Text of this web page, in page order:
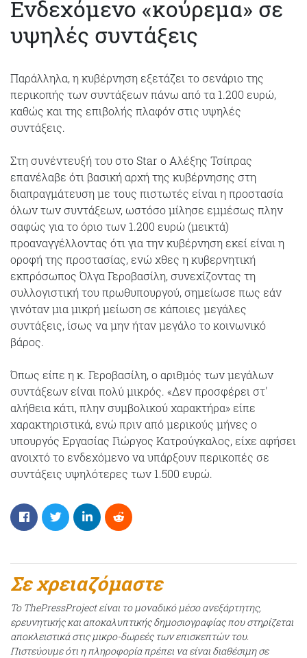
Ενδεχόμενο «κούρεμα» σε
υψηλές συντάξεις
Παράλληλα, η κυβέρνηση εξετάζει το σενάριο της
περικοπής των συντάξεων πάνω από τα 1.200 ευρώ,
καθώς και της επιβολής πλαφόν στις υψηλές
συντάξεις.
Στη συνέντευξή του στο Star ο Αλέξης Τσίπρας
επανέλαβε ότι βασική αρχή της κυβέρνησης στη
διαπραγμάτευση με τους πιστωτές είναι η προστασία
όλων των συντάξεων, ωστόσο μίλησε εμμέσως πλην
σαφώς για το όριο των 1.200 ευρώ (μεικτά)
προαναγγέλλοντας ότι για την κυβέρνηση εκεί είναι η
οροφή της προστασίας, ενώ χθες η κυβερνητική
εκπρόσωπος Όλγα Γεροβασίλη, συνεχίζοντας τη
συλλογιστική του πρωθυπουργού, σημείωσε πως εάν
γινόταν μια μικρή μείωση σε κάποιες μεγάλες
συντάξεις, ίσως να μην ήταν μεγάλο το κοινωνικό
βάρος.
Όπως είπε η κ. Γεροβασίλη, ο αριθμός των μεγάλων
συντάξεων είναι πολύ μικρός. «Δεν προσφέρει στ'
αλήθεια κάτι, πλην συμβολικού χαρακτήρα» είπε
χαρακτηριστικά, ενώ πριν από μερικούς μήνες ο
υπουργός Εργασίας Γιώργος Κατρούγκαλος, είχε αφήσει
ανοιχτό το ενδεχόμενο να υπάρξουν περικοπές σε
συντάξεις υψηλότερες των 1.500 ευρώ.
Σε χρειαζόμαστε
Το ThePressProject είναι το μοναδικό μέσο ανεξάρτητης,
ερευνητικής και αποκαλυπτικής δημοσιογραφίας που στηρίζεται
αποκλειστικά στις μικρο-δωρεές των επισκεπτών του.
Πιστεύουμε ότι η πληροφορία πρέπει να είναι διαθέσιμη σε